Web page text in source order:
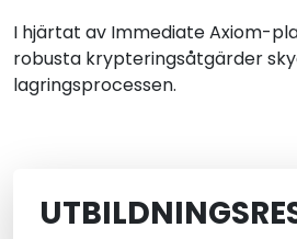
I hjärtat av Immediate Axiom-
robusta krypteringsåtgärder
lagringsprocessen.